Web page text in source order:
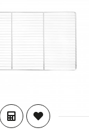
ADICIONAR